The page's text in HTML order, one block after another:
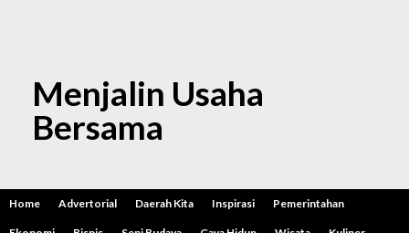
Menjalin Usaha
Bersama
Home Advertorial Daerah Kita Inspirasi Pemerintahan